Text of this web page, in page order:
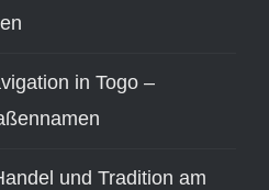
in Togo –
und Tradition am